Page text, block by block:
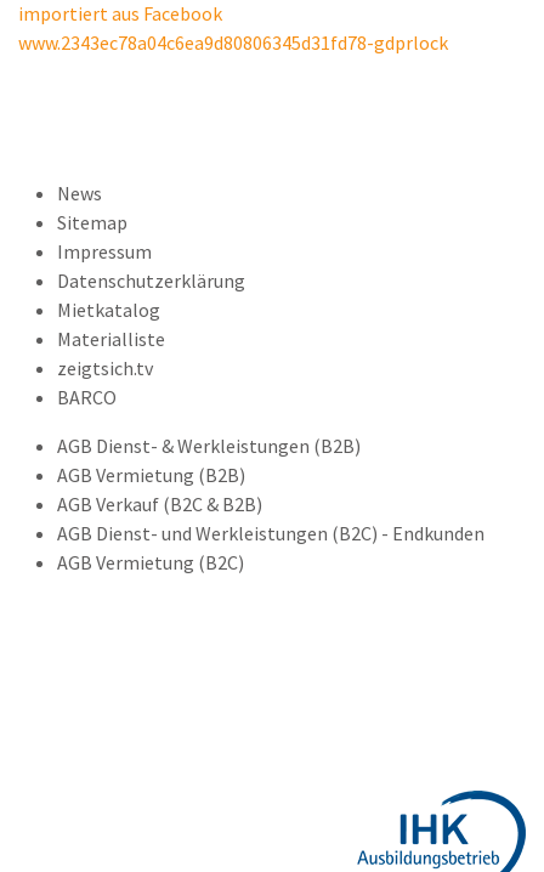
importiert aus Facebook
www.2343ec78a04c6ea9d80806345d31fd78-gdprlock
News
Sitemap
Impressum
Datenschutzerklärung
Mietkatalog
Materialliste
zeigtsich.tv
BARCO
AGB Dienst- & Werkleistungen (B2B)
AGB Vermietung (B2B)
AGB Verkauf (B2C & B2B)
AGB Dienst- und Werkleistungen (B2C) - Endkunden
AGB Vermietung (B2C)